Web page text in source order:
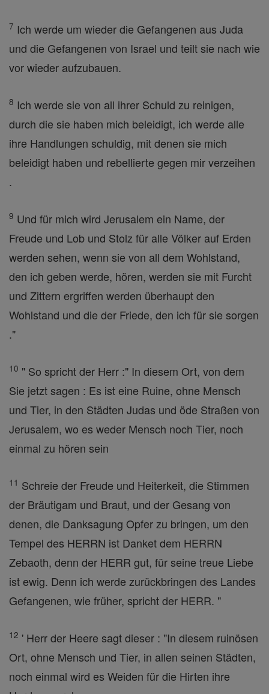
7 Ich werde um wieder die Gefangenen aus Juda
und die Gefangenen von Israel und teilt sie nach wie
vor wieder aufzubauen.
8 Ich werde sie von all ihrer Schuld zu reinigen,
durch die sie haben mich beleidigt, ich werde alle
ihre Handlungen schuldig, mit denen sie mich
beleidigt haben und rebellierte gegen mir verzeihen
.
9 Und für mich wird Jerusalem ein Name, der
Freude und Lob und Stolz für alle Völker auf Erden
werden sehen, wenn sie von all dem Wohlstand,
den ich geben werde, hören, werden sie mit Furcht
und Zittern ergriffen werden überhaupt den
Wohlstand und die der Friede, den ich für sie sorgen
."
10 " So spricht der Herr :" In diesem Ort, von dem
Sie jetzt sagen : Es ist eine Ruine, ohne Mensch
und Tier, in den Städten Judas und öde Straßen von
Jerusalem, wo es weder Mensch noch Tier, noch
einmal zu hören sein
11 Schreie der Freude und Heiterkeit, die Stimmen
der Bräutigam und Braut, und der Gesang von
denen, die Danksagung Opfer zu bringen, um den
Tempel des HERRN ist Danket dem HERRN
Zebaoth, denn der HERR gut, für seine treue Liebe
ist ewig. Denn ich werde zurückbringen des Landes
Gefangenen, wie früher, spricht der HERR. "
12 ' Herr der Heere sagt dieser : "In diesem ruinösen
Ort, ohne Mensch und Tier, in allen seinen Städten,
noch einmal wird es Weiden für die Hirten ihre